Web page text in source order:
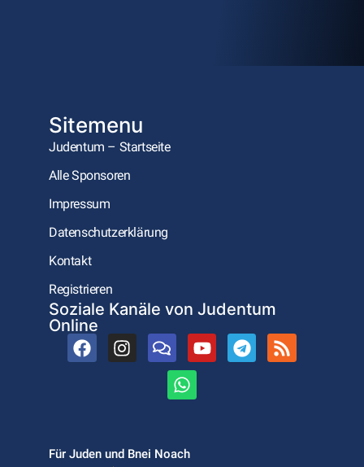
Sitemenu
Judentum – Startseite
Alle Sponsoren
Impressum
Datenschutzerklärung
Kontakt
Registrieren
Soziale Kanäle von Judentum
Online
Für Juden und Bnei Noach